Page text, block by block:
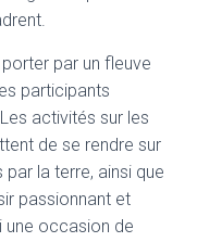
par un fleuve
participants
activités sur les
de se rendre sur
la terre, ainsi que
passionnant et
une occasion de